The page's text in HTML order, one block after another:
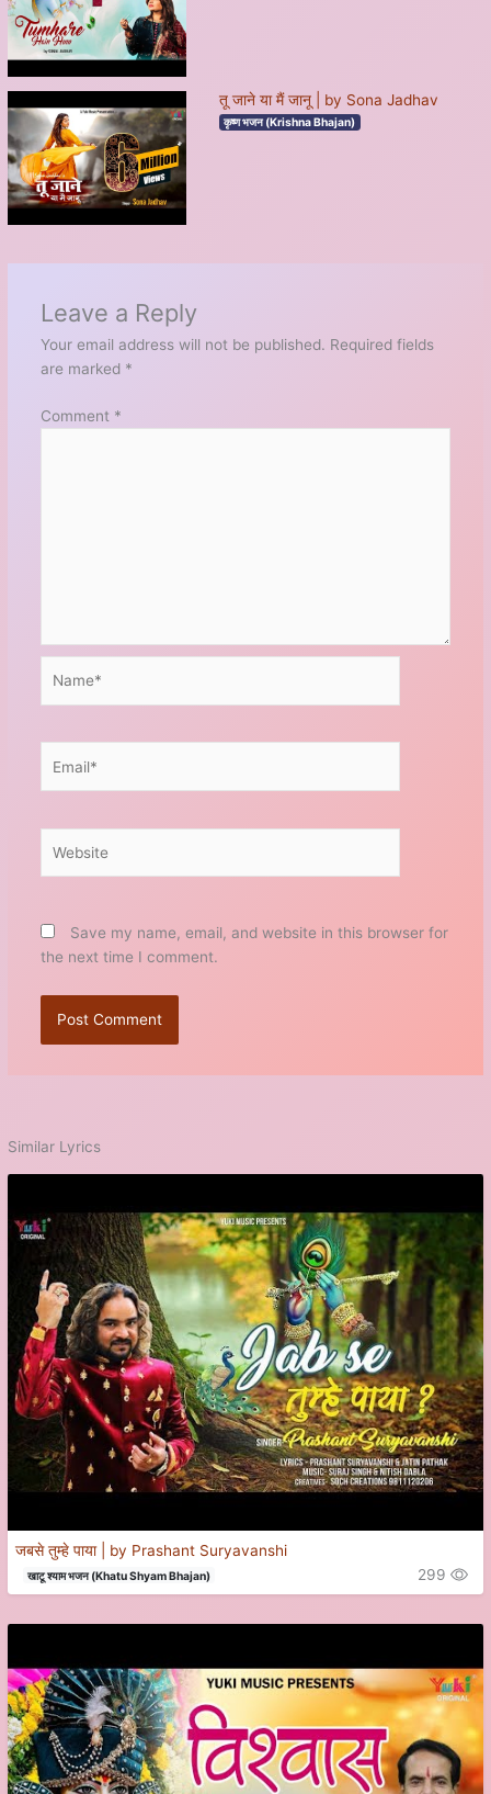
तू जाने या मैं जानू | by Sona Jadhav
कृष्ण भजन (Krishna Bhajan)
Leave a Reply
Your email address will not be published. Required fields
are marked *
Comment *
Save my name, email, and website in this browser for
the next time I comment.
Similar Lyrics
जबसे तुम्हे पाया | by Prashant Suryavanshi
खाटू श्याम भजन (Khatu Shyam Bhajan) 299